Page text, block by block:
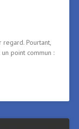
Pourtant,
point commun :